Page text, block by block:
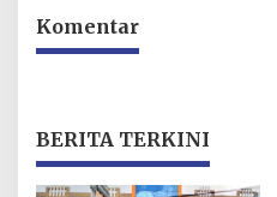
Komentar
BERITA TERKINI